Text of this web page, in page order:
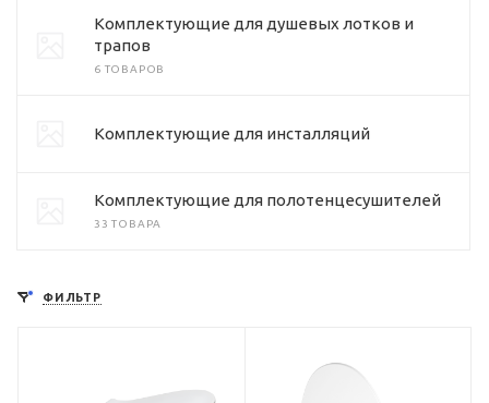
Комплектующие для душевых лотков и
трапов
6 ТОВАРОВ
Комплектующие для инсталляций
Комплектующие для полотенцесушителей
33 ТОВАРА
ФИЛЬТР